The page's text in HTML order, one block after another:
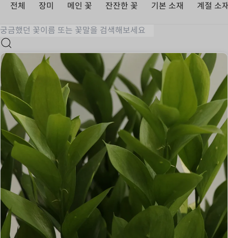
전체 장미 메인 꽃 잔잔한 꽃 기본 소재 계절 소